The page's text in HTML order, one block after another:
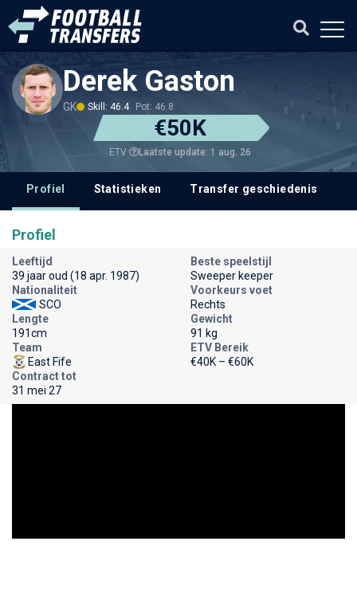
Derek Gaston
GK Skill: 46.4 Pot: 46.8
€50K
ETV Laatste update: 1 aug. 26
Profiel Statistieken Transfer geschiedenis
Profiel
Leeftijd
39 jaar oud (18 apr. 1987)
Beste speelstijl
Sweeper keeper
Nationaliteit
SCO
Voorkeurs voet
Rechts
Lengte
191cm
Gewicht
91 kg
Team
East Fife
ETV Bereik
€40K – €60K
Contract tot
31 mei 27